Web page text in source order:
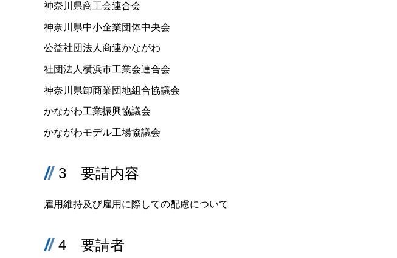
神奈川県商工会連合会
神奈川県中小企業団体中央会
公益社団法人商連かながわ
社団法人横浜市工業会連合会
神奈川県卸商業団地組合協議会
かながわ工業振興協議会
かながわモデル工場協議会
3 要請内容
雇用維持及び雇用に際しての配慮について
4 要請者